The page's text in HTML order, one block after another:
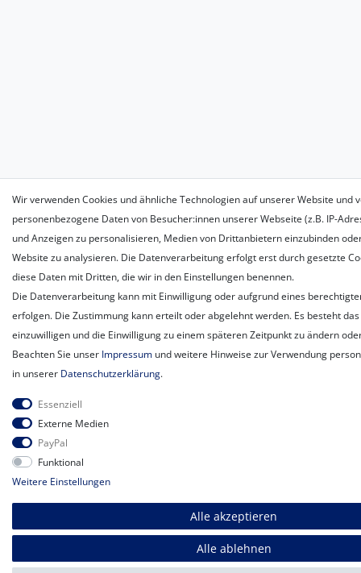
Wir verwenden Cookies und ähnliche Technologien auf unserer Website und
personenbezogene Daten von Besucher:innen unserer Webseite (z.B. IP-
und Anzeigen zu personalisieren, Medien von Drittanbietern einzubinden
Website zu analysieren. Die Datenverarbeitung erfolgt erst durch gesetzte
diese Daten mit Dritten, die wir in den Einstellungen benennen.
Die Datenverarbeitung kann mit Einwilligung oder aufgrund eines
erfolgen. Die Zustimmung kann erteilt oder abgelehnt werden. Es besteht das
einzuwilligen und die Einwilligung zu einem späteren Zeitpunkt zu ändern
Beachten Sie unser Impressum und weitere Hinweise zur Verwendung
in unserer Daten­schutz­erklärung.
Essenziell
Externe Medien
PayPal
Funktional
Weitere Einstellungen
Alle akzeptieren
Alle ablehnen